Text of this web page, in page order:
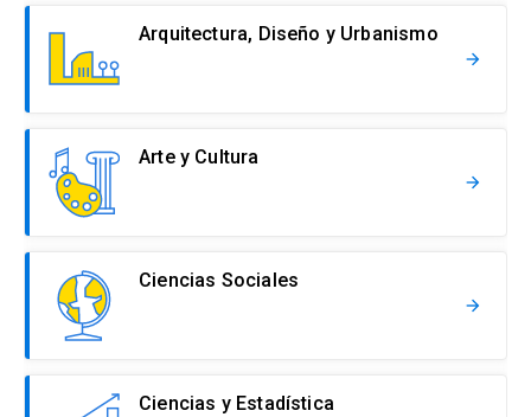
Arquitectura, Diseño y Urbanismo
arrow_forward
Arte y Cultura
arrow_forward
Ciencias Sociales
arrow_forward
Ciencias y Estadística